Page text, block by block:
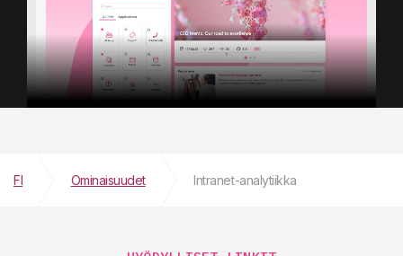
FI Ominaisuudet Intranet-analytiikka